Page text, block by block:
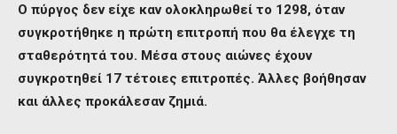
Ο πύργος δεν είχε καν ολοκληρωθεί το 1298, όταν
συγκροτήθηκε η πρώτη επιτροπή που θα έλεγχε τη
σταθερότητά του. Μέσα στους αιώνες έχουν
συγκροτηθεί 17 τέτοιες επιτροπές. Άλλες βοήθησαν
και άλλες προκάλεσαν ζημιά.